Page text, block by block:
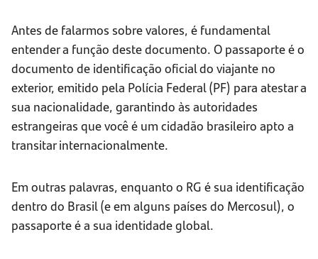
Antes de falarmos sobre valores, é fundamental
entender a função deste documento. O passaporte é o
documento de identificação oficial do viajante no
exterior, emitido pela Polícia Federal (PF) para atestar a
sua nacionalidade, garantindo às autoridades
estrangeiras que você é um cidadão brasileiro apto a
transitar internacionalmente.
Em outras palavras, enquanto o RG é sua identificação
dentro do Brasil (e em alguns países do Mercosul), o
passaporte é a sua identidade global.